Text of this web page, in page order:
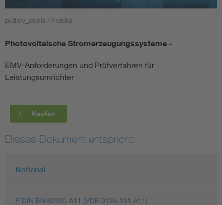
Smart Cities
DKE Fachinformationen im Kontext der Normung
Blitzschutz: DIN EN 62305 in der Übersicht
putilov_denis / Fotolia
Photovoltaische Stromerzeugungssysteme -
EMV-Anforderungen und Prüfverfahren für
Leistungsumrichter
Kaufen
Dieses Dokument entspricht:
National
P DIN EN 62920 A11 (VDE 0126-131 A11)